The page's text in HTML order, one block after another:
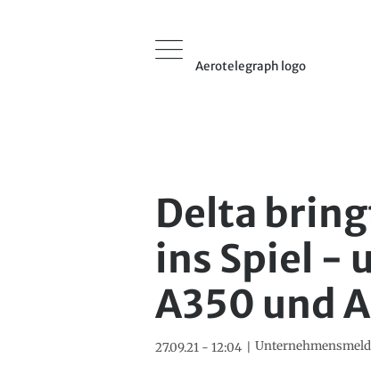
Aerotelegraph logo
Delta
ins Spiel -
A350 und
27.09.21 - 12:04